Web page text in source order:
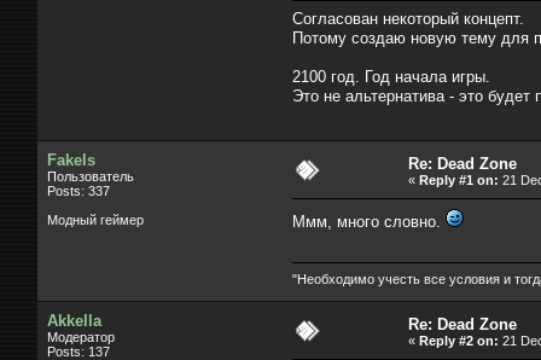
Согласован некоторый концепт.
Потому создаю новую тему для
2100 год. Год начала игры.
Это не альтернатива - это будет
Fakels
Пользователь
Posts: 337
Модный геймер
Re: Dead Zone
« Reply #1 on: 21
Ммм, много словно.
"Необходимо учесть все условия и
Akkella
Модератор
Posts: 137
Re: Dead Zone
« Reply #2 on: 21